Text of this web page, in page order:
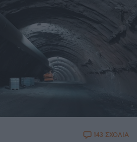
143 ΣΧΟΛΙΑ